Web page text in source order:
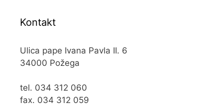
Kontakt
Ulica pape Ivana Pavla II. 6
34000 Požega
tel. 034 312 060
fax. 034 312 059